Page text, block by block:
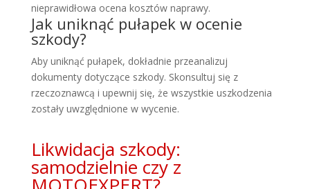
nieprawidłowa ocena kosztów naprawy.
Jak uniknąć pułapek w ocenie
szkody?
Aby uniknąć pułapek, dokładnie przeanalizuj
dokumenty dotyczące szkody. Skonsultuj się z
rzeczoznawcą i upewnij się, że wszystkie uszkodzenia
zostały uwzględnione w wycenie.
Likwidacja szkody:
samodzielnie czy z